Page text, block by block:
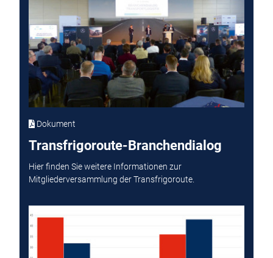
Dokument
Transfrigoroute-Branchendialog
Hier finden Sie weitere Informationen zur
Mitgliederversammlung der Transfrigoroute.